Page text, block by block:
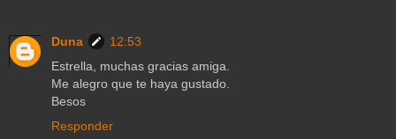
Duna
12:53
Estrella, muchas gracias amiga.
Me alegro que te haya gustado.
Besos
Responder